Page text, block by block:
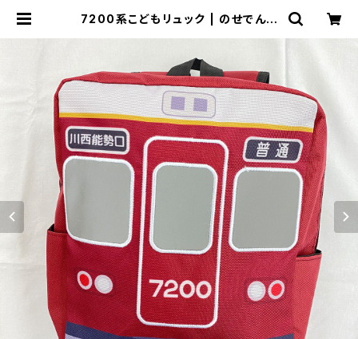
7200系こどもリュック | のせでんシ